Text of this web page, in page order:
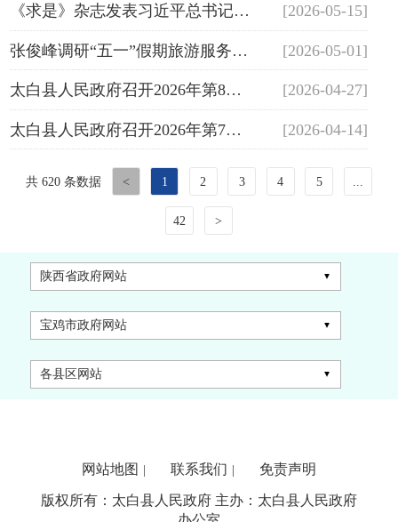
《求是》杂志发表习近平总书记重要文章《做强做优做大实体经济》 [2026-05-15]
张俊峰调研“五一”假期旅游服务保障和安全稳定工作 [2026-05-01]
太白县人民政府召开2026年第8次常务会议 [2026-04-27]
太白县人民政府召开2026年第7次常务会议 [2026-04-14]
共 620 条数据 < 1 2 3 4 5 ...
42 >
陕西省政府网站
宝鸡市政府网站
各县区网站
网站地图 联系我们 免责声明
版权所有：太白县人民政府 主办：太白县人民政府